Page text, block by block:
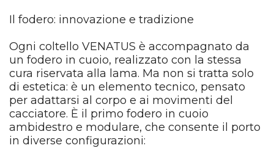
Il fodero: innovazione e tradizione
Ogni coltello VENATUS è accompagnato da
un fodero in cuoio, realizzato con la stessa
cura riservata alla lama. Ma non si tratta solo
di estetica: è un elemento tecnico, pensato
per adattarsi al corpo e ai movimenti del
cacciatore. È il primo fodero in cuoio
ambidestro e modulare, che consente il porto
in diverse configurazioni: